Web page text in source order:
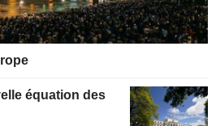
équation des